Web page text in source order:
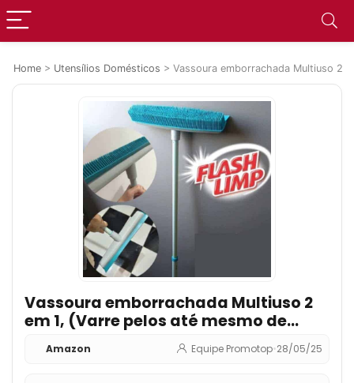
Home > Utensílios Domésticos > Vassoura emborrachada Multiuso 2
Vassoura emborrachada Multiuso 2
em 1, (Varre pelos até mesmo de
carpetes e tapetes), FLP6132, Flash
Limp
Amazon Equipe Promotop•28/05/25